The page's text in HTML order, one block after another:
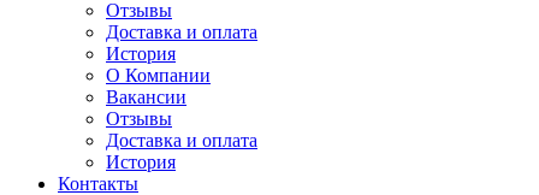
Отзывы
Доставка и оплата
История
О Компании
Вакансии
Отзывы
Доставка и оплата
История
Контакты